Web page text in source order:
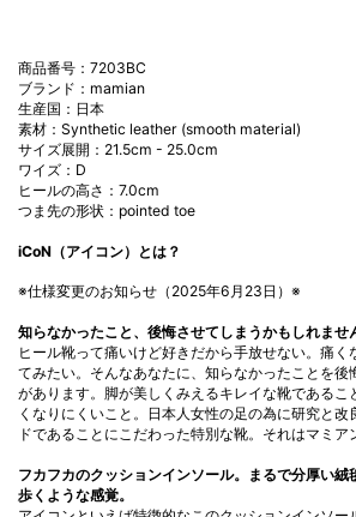
商品番号：7203BC
ブランド：mamian
生産国：日本
素材：Synthetic leather (smooth material)
サイズ展開：21.5cm - 25.0cm
ワイズ：D
ヒールの高さ：7.0cm
つま先の形状：pointed toe
iCoN（アイコン）とは？
※仕様変更のお知らせ（2025年6月23日）※
知らなかったこと、後悔させてしまうかもしれませ
ヒール靴って痛いけど好きだから手放せない。痛く
てみたい。そんなあなたに、知らなかったことを後
があります。脚が美しくみえるキレイな靴であるこ
くなりにくいこと。日本人女性の足の為に研究と改
ドであることにこだわった特別な靴。それはマミア
フカフカのクッションインソール。まるで分厚い絨
歩くような感覚。